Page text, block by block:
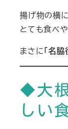
揚げ物の横
とても食べ
まさに「名
◆大
しい